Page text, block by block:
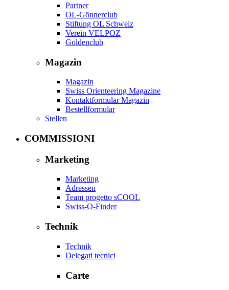
Partner
OL-Gönnerclub
Stiftung OL Schweiz
Verein VELPOZ
Goldenclub
Magazin
Magazin
Swiss Orienteering Magazine
Kontaktformular Magazin
Bestellformular
Stellen
COMMISSIONI
Marketing
Marketing
Adressen
Team progetto sCOOL
Swiss-O-Finder
Technik
Technik
Delegati tecnici
Carte